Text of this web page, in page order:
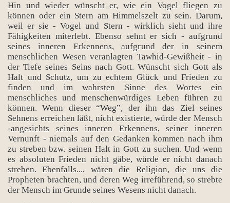
Hin und wieder wünscht er, wie ein Vogel fliegen zu
können oder ein Stern am Himmelszelt zu sein. Darum,
weil er sie - Vogel und Stern - wirklich sieht und ihre
Fähigkeiten miterlebt. Ebenso sehnt er sich - aufgrund
seines inneren Erkennens, aufgrund der in seinem
menschlichen Wesen veranlagten Tawhid-Gewißheit - in
der Tiefe seines Seins nach Gott. Wünscht sich Gott als
Halt und Schutz, um zu echtem Glück und Frieden zu
finden und im wahrsten Sinne des Wortes ein
menschliches und menschenwürdiges Leben führen zu
können. Wenn dieser “Weg”, der ihn das Ziel seines
Sehnens erreichen läßt, nicht existierte, würde der Mensch
-angesichts seines inneren Erkennens, seiner inneren
Vernunft - niemals auf den Gedanken kommen nach ihm
zu streben bzw. seinen Halt in Gott zu suchen. Und wenn
es absoluten Frieden nicht gäbe, würde er nicht danach
streben. Ebenfalls..., wären die Religion, die uns die
Propheten brachten, und deren Weg irreführend, so strebte
der Mensch im Grunde seines Wesens nicht danach.